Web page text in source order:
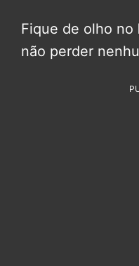
Fique de olho no
não perder